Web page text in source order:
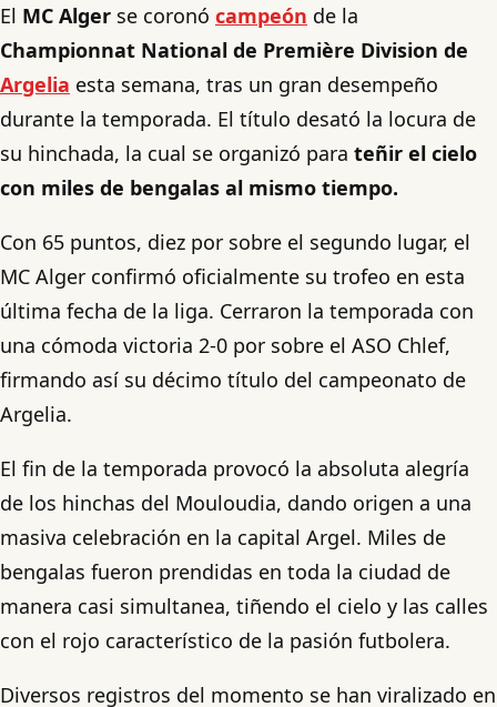
El MC Alger se coronó campeón de la
Championnat National de Première Division de
Argelia esta semana, tras un gran desempeño
durante la temporada. El título desató la locura de
su hinchada, la cual se organizó para teñir el cielo
con miles de bengalas al mismo tiempo.
Con 65 puntos, diez por sobre el segundo lugar, el
MC Alger confirmó oficialmente su trofeo en esta
última fecha de la liga. Cerraron la temporada con
una cómoda victoria 2-0 por sobre el ASO Chlef,
firmando así su décimo título del campeonato de
Argelia.
El fin de la temporada provocó la absoluta alegría
de los hinchas del Mouloudia, dando origen a una
masiva celebración en la capital Argel. Miles de
bengalas fueron prendidas en toda la ciudad de
manera casi simultanea, tiñendo el cielo y las calles
con el rojo característico de la pasión futbolera.
Diversos registros del momento se han viralizado en